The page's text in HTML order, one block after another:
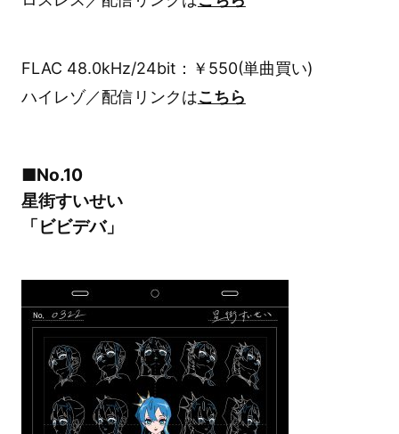
FLAC 48.0kHz/24bit：￥550(単曲買い)
ハイレゾ／配信リンクはこちら
■No.10
星街すいせい
「ビビデバ」